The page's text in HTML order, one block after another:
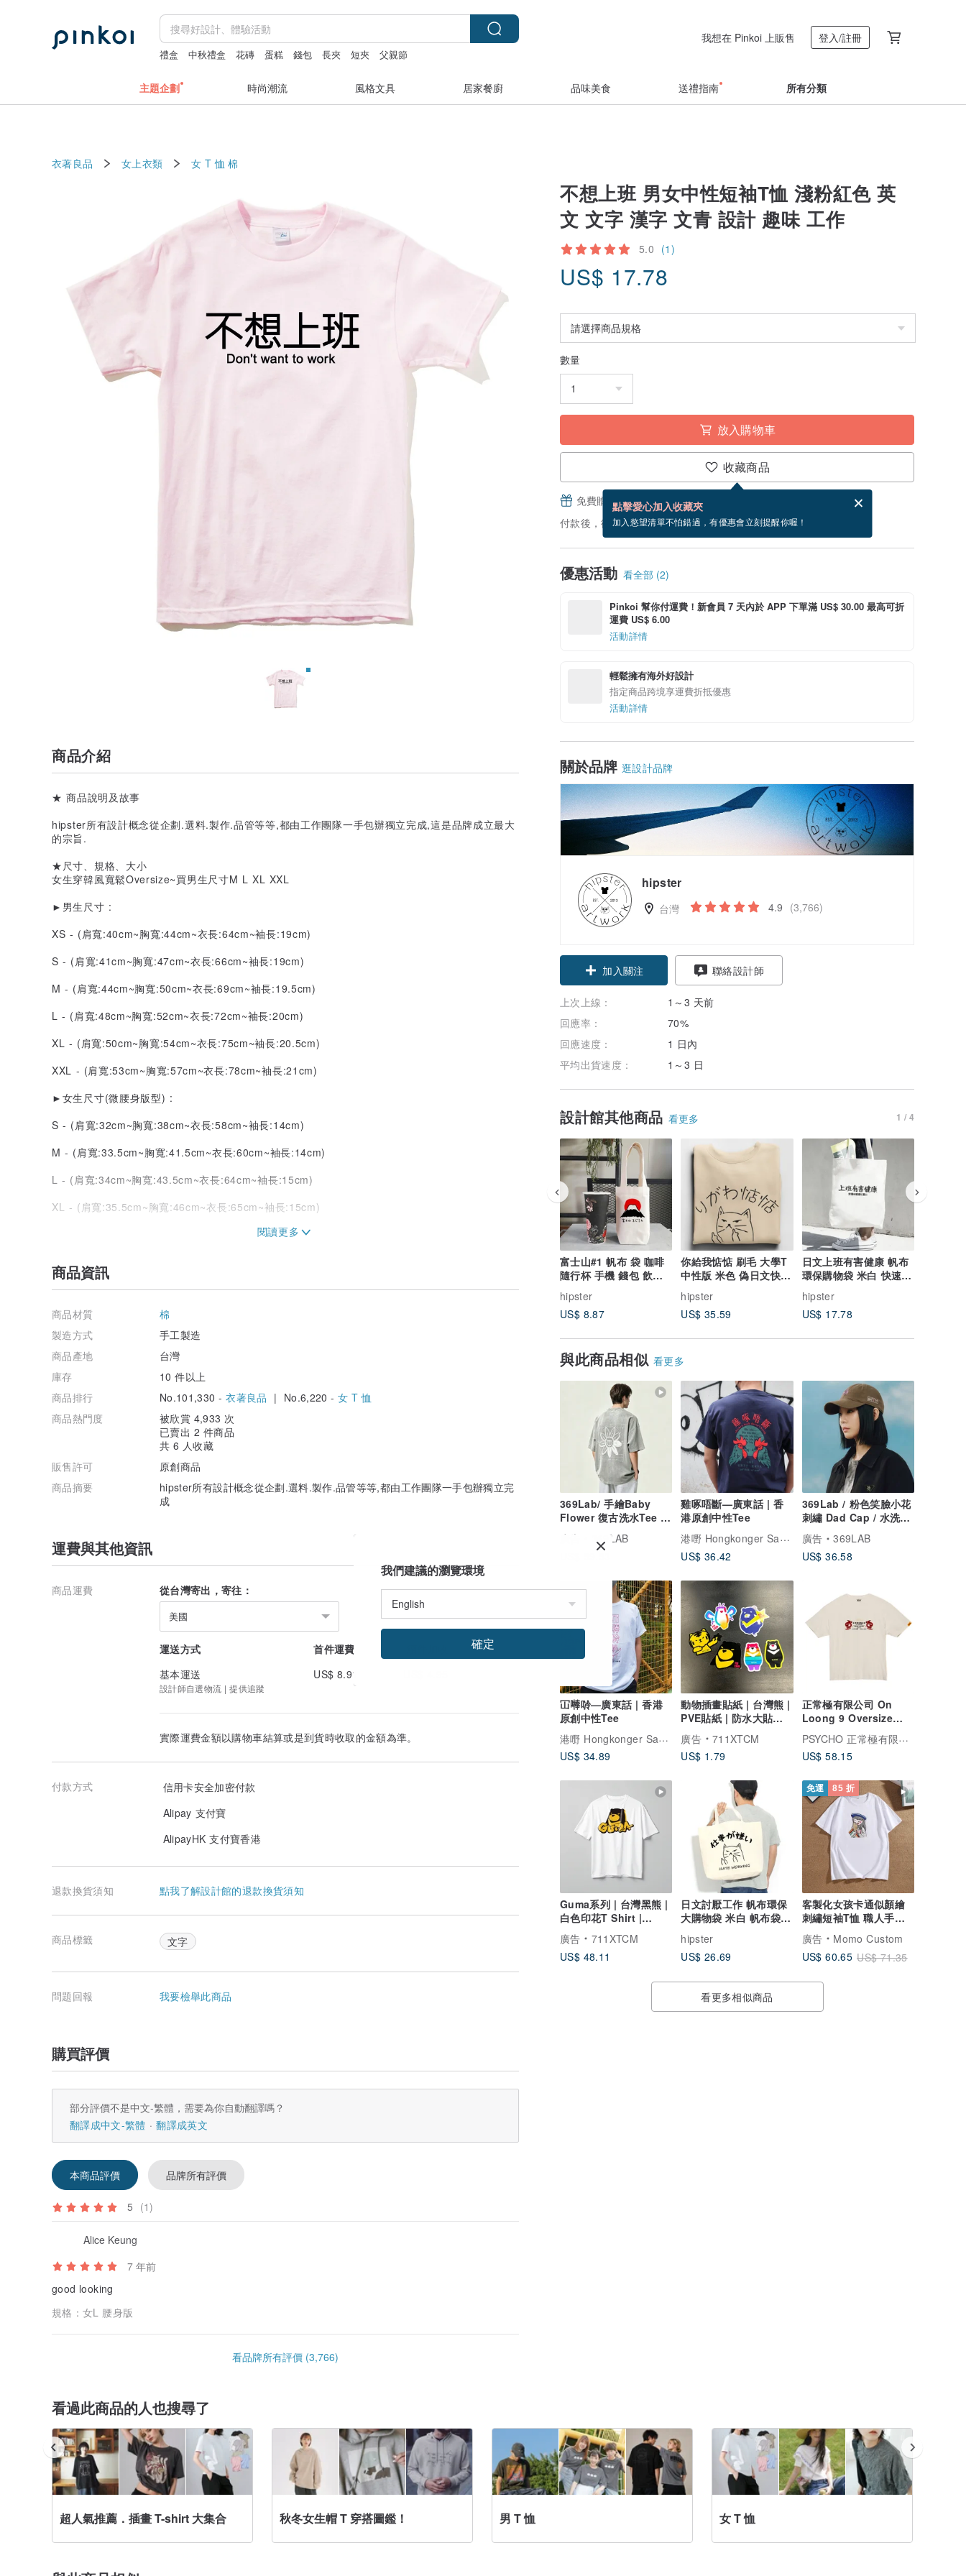
禮盒 中秋禮盒 花磚 蛋糕 錢包 長夾 短夾 父親節
我想在 Pinkoi 上販售 登入/註冊
主題企劃 時尚潮流 風格文具 居家餐廚 品味美食 送禮指南 所有分類
衣著良品 女上衣類 女 T 恤 棉
不想上班 男女中性短袖T恤 淺粉紅色 英
文 文字 漢字 文青 設計 趣味 工作
5.0 (1)
US$ 17.78
數量
放入購物車
收藏商品
點擊愛心加入收藏夾
加入慾望清單不怕錯過，有優惠會立刻提醒你喔！
免費贈送電子賀卡，結帳完成後填寫
付款後，從備貨到寄出商品為 2 個工作天。（不包含假日）
優惠活動 看全部 (2)
Pinkoi 幫你付運費！新會員 7 天內於 APP 下單滿 US$ 30.00 最高可折
運費 US$ 6.00
活動詳情
輕鬆擁有海外好設計
指定商品跨境享運費折抵優惠
活動詳情
關於品牌 逛設計品牌
hipster
台灣 4.9 (3,766)
加入關注 聯絡設計師
上次上線：
1～3 天前
回應率：
70%
回應速度：
1 日內
平均出貨速度：
1～3 日
設計館其他商品 看更多 1 / 4
富士山#1 帆布 袋 咖啡
隨行杯 手機 錢包 飲料
提袋 日本 禮物
hipster
US$ 8.87
你給我惦惦 刷毛 大學T
中性版 米色 偽日文快速
出貨惦惦貓咪禮
hipster
US$ 35.59
日文上班有害健康 帆布
環保購物袋 米白 快速出
貨日本聖誕托特包
hipster
US$ 17.78
與此商品相似 看更多
369Lab/ 手繪Baby
Flower 復古洗水Tee /
Clean Fit 寬鬆/ 短袖
廣告
369LAB
雞啄唔斷—廣東話 | 香
港原創中性Tee
港嘢 Hongkonger Say Something
US$ 36.42
369Lab / 粉色笑臉小花
刺繡 Dad Cap / 水洗軟
頂復古棒球帽
廣告
369LAB
US$ 36.58
冚𠾴唥—廣東話 | 香港
原創中性Tee
港嘢 Hongkonger Say Something
US$ 34.89
動物插畫貼紙 | 台灣熊 |
PVE貼紙 | 防水大貼紙 |
老虎 | 蝴蝶熊
廣告
711XTCM
US$ 1.79
正常極有限公司 On
Loong 9 Oversize
PSYCHO 正常極有限公司
US$ 58.15
Guma系列 | 台灣黑熊 |
白色印花T Shirt |
OVER SIZE
廣告
711XTCM
US$ 48.11
日文討厭工作 帆布環保
大購物袋 米白 帆布袋快
hipster
US$ 26.69
免運 85 折
客製化女孩卡通似顏繪
刺繡短袖T恤 職人手工
推繡・頂級純棉親膚
廣告
Momo Custom
US$ 60.65 US$ 71.35
看更多相似商品
商品介紹
★ 商品說明及故事
hipster所有設計概念從企劃.選料.製作.品管等等,都由工作團隊一手包辦獨立完成,這是品牌成立最大
的宗旨.
★尺寸、規格、大小
女生穿韓風寬鬆Oversize~買男生尺寸M L XL XXL
►男生尺寸 :
XS - (肩寬:40cm~胸寬:44cm~衣長:64cm~袖長:19cm)
S - (肩寬:41cm~胸寬:47cm~衣長:66cm~袖長:19cm)
M - (肩寬:44cm~胸寬:50cm~衣長:69cm~袖長:19.5cm)
L - (肩寬:48cm~胸寬:52cm~衣長:72cm~袖長:20cm)
XL - (肩寬:50cm~胸寬:54cm~衣長:75cm~袖長:20.5cm)
XXL - (肩寬:53cm~胸寬:57cm~衣長:78cm~袖長:21cm)
►女生尺寸(微腰身版型) :
S - (肩寬:32cm~胸寬:38cm~衣長:58cm~袖長:14cm)
M - (肩寬:33.5cm~胸寬:41.5cm~衣長:60cm~袖長:14cm)
L - (肩寬:34cm~胸寬:43.5cm~衣長:64cm~袖長:15cm)
XL - (肩寬:35.5cm~胸寬:46cm~衣長:65cm~袖長:15cm)
T恤採用進口 100% 純美國棉T，預縮處理面料
產地:Made in USA / Made in Bangladesh/ Made in Latin American
★使用及保養方式
建議手洗洗滌時最高水溫攝氏三十度 不可漂白
清熨燙溫度為110-120度左右 宜吊掛晾乾
★設計師及品牌簡介
hipster team~ "a little bit of everything"
產地/製造方式
Taiwan Design
商品資訊
商品材質
棉
製造方式
手工製造
商品產地
台灣
庫存
10 件以上
商品排行
No.101,330 -衣著良品 | No.6,220 -女 T 恤
商品熱門度
被欣賞 4,933 次
已賣出 2 件商品
共 6 人收藏
販售許可
原創商品
商品摘要
hipster所有設計概念從企劃.選料.製作.品管等等,都由工作團隊一手包辦獨立完
成
運費與其他資訊
商品運費 從台灣寄出，寄往：
美國
運送方式 首件運費
基本運送
US$ 8.91
設計師自選物流 | 提供追蹤
實際運費金額以購物車結算或是到貨時收取的金額為準。
付款方式
信用卡安全加密付款
Alipay 支付寶
AlipayHK 支付寶香港
退款換貨須知 點我了解設計館的退款換貨須知
商品標籤 文字
問題回報 我要檢舉此商品
購買評價
部分評價不是中文-繁體，需要為你自動翻譯嗎？
翻譯成中文-繁體
翻譯成英文
本商品評價 品牌所有評價
5 (1)
Alice Keung
7 年前
good looking
規格：女L 腰身版
看品牌所有評價 (3,766)
看過此商品的人也搜尋了
超人氣推薦．插畫 T-shirt 大集合 秋冬女生帽 T 穿搭圖鑑！ 男 T 恤 女 T 恤
我們建議的瀏覽環境
確定